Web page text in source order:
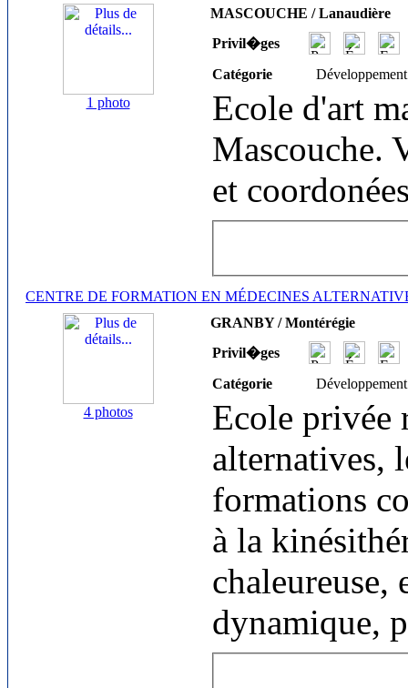
1 photo
MASCOUCHE / Lanaudière
Privil�ges
Catégorie
Ecole d'art
Mascouche.
et
CENTRE DE FORMATION EN MÉDECINES
4 photos
GRANBY / Montérégie
Privil�ges
Catégorie
Ecole privée
alternatives,
formations
à la
chaleureuse,
dynamique,